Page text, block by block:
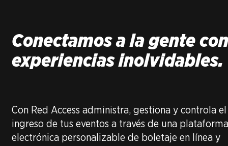
Conectamos a la gente con
experiencias inolvidables.
Con Red Access administra, gestiona y controla el
ingreso de tus eventos a través de una plataforma
electrónica personalizable de boletaje en línea y